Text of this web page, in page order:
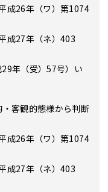
成26年（ワ）第1074
成27年（ネ）403
年（受）57号）い
・客観的態様から判断
成26年（ワ）第1074
成27年（ネ）403